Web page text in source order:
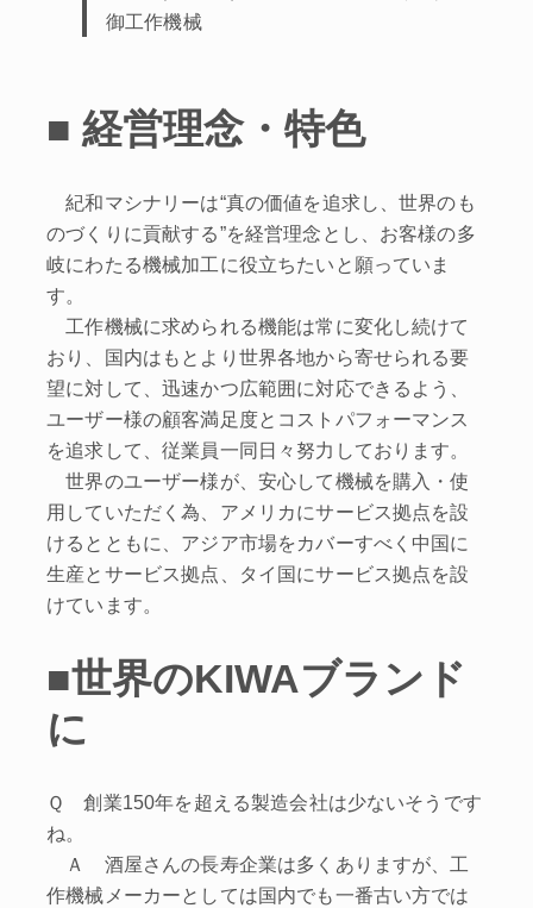
御工作機械
■ 経営理念・特色
紀和マシナリーは“真の価値を追求し、世界のも
のづくりに貢献する”を経営理念とし、お客様の多
岐にわたる機械加工に役立ちたいと願っていま
す。
工作機械に求められる機能は常に変化し続けて
おり、国内はもとより世界各地から寄せられる要
望に対して、迅速かつ広範囲に対応できるよう、
ユーザー様の顧客満足度とコストパフォーマンス
を追求して、従業員一同日々努力しております。
世界のユーザー様が、安心して機械を購入・使
用していただく為、アメリカにサービス拠点を設
けるとともに、アジア市場をカバーすべく中国に
生産とサービス拠点、タイ国にサービス拠点を設
けています。
■世界のKIWAブランド
に
Ｑ 創業150年を超える製造会社は少ないそうです
ね。
Ａ 酒屋さんの長寿企業は多くありますが、工
作機械メーカーとしては国内でも一番古い方では